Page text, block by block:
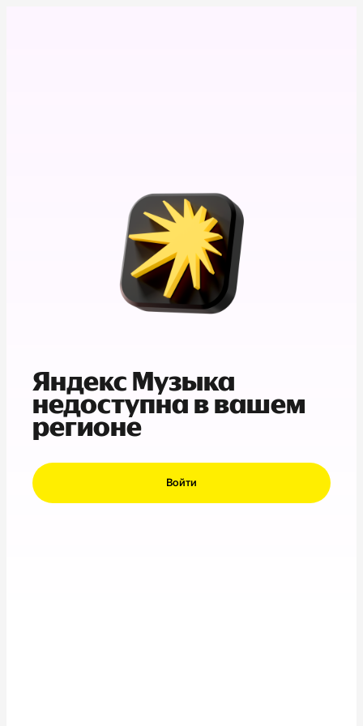
Яндекс Музыка
недоступна в вашем
регионе
Войти